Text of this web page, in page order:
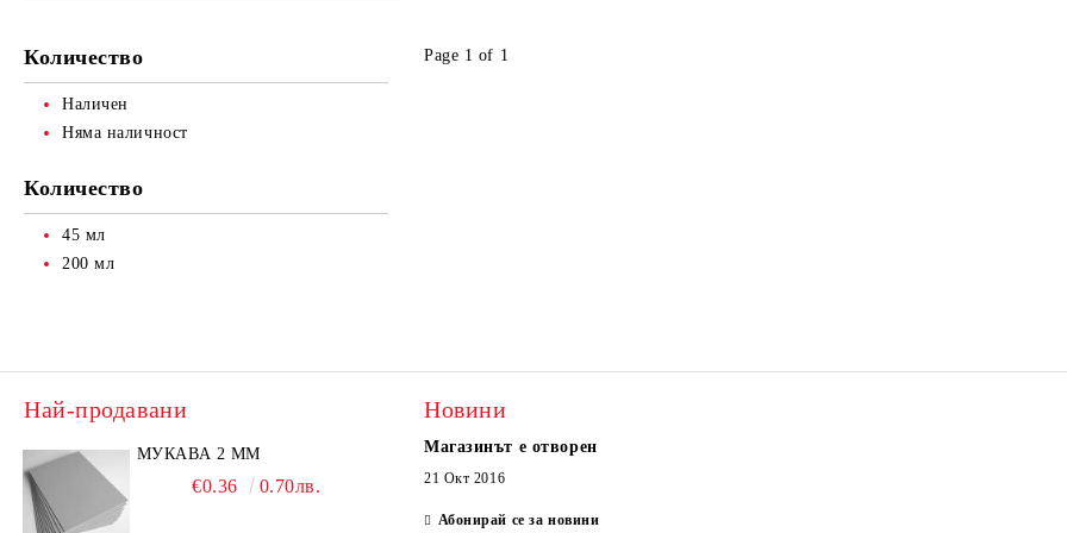
Количество
Наличен
Няма наличност
Количество
45 мл
200 мл
Page 1 of 1
Най-продавани
МУКАВА 2 ММ
€0.36 0.70лв.
Новини
Магазинът е отворен
21 Окт 2016
Абонирай се за новини